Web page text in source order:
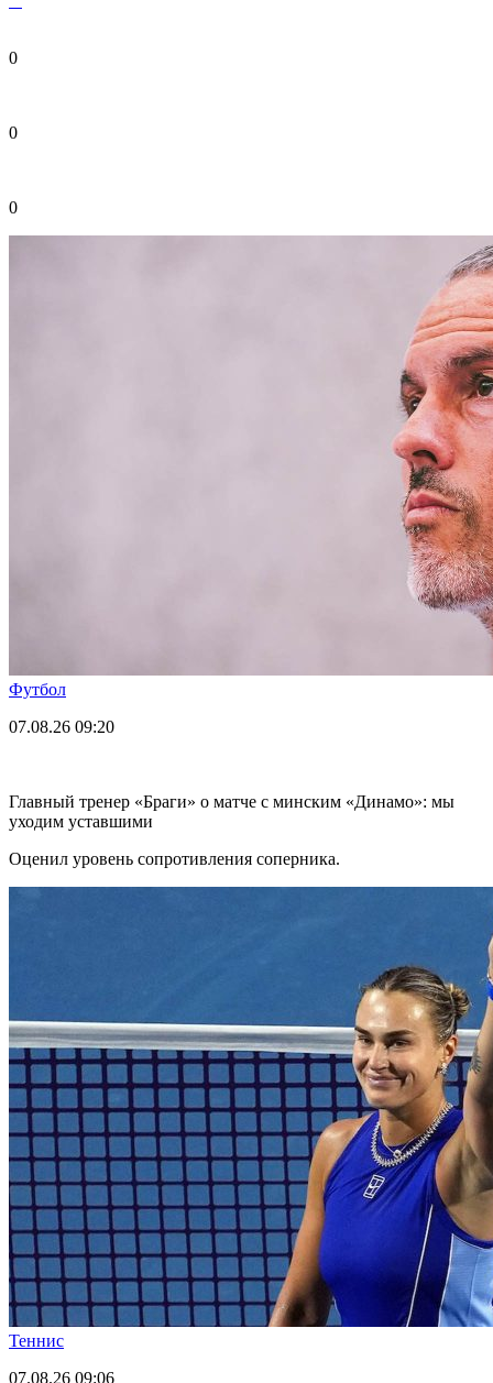
0
0
0
Футбол
07.08.26 09:20
Главный тренер «Браги» о матче с минским «Динамо»: мы
уходим уставшими
Оценил уровень сопротивления соперника.
Теннис
07.08.26 09:06